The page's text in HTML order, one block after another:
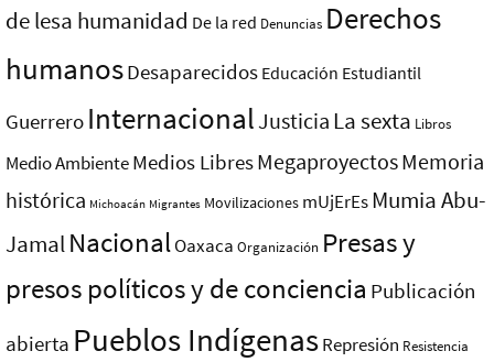
de lesa humanidad De la red Denuncias Derechos
humanosDesaparecidos Educación Estudiantil
Guerrero InternacionalJusticia La sexta Libros
Medio AmbienteMedios LibresMegaproyectosMemoria
histórica Michoacán Migrantes Movilizaciones mUjErEsMumia Abu-
JamalNacionalOaxaca Organización Presas y
presos polí­ticos y de conciencia Publicación
abierta Pueblos Indí­genasRepresión Resistencia